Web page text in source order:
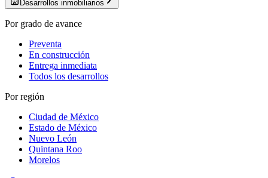
Desarrollos inmobiliarios
Por grado de avance
Preventa
En construcción
Entrega inmediata
Todos los desarrollos
Por región
Ciudad de México
Estado de México
Nuevo León
Quintana Roo
Morelos